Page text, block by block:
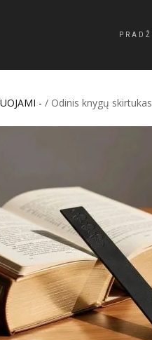
- / Odinis knygų